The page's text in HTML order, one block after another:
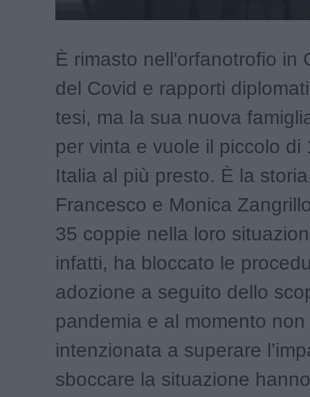
È rimasto nell'orfanotrofio in
del Covid e rapporti
tesi, ma la sua nuova
per vinta e vuole il piccolo di
Italia al più presto. È la
Francesco e Monica
35 coppie nella loro
infatti, ha bloccato le
adozione a seguito dello
pandemia e al momento
intenzionata a superare
sboccare la situazione